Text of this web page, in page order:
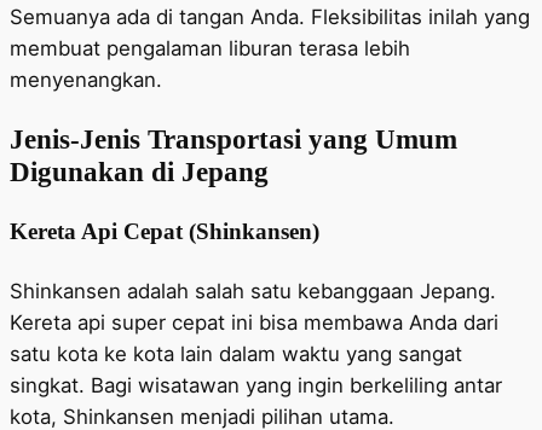
Semuanya ada di tangan Anda. Fleksibilitas inilah yang
membuat pengalaman liburan terasa lebih
menyenangkan.
Jenis-Jenis Transportasi yang Umum
Digunakan di Jepang
Kereta Api Cepat (Shinkansen)
Shinkansen adalah salah satu kebanggaan Jepang.
Kereta api super cepat ini bisa membawa Anda dari
satu kota ke kota lain dalam waktu yang sangat
singkat. Bagi wisatawan yang ingin berkeliling antar
kota, Shinkansen menjadi pilihan utama.